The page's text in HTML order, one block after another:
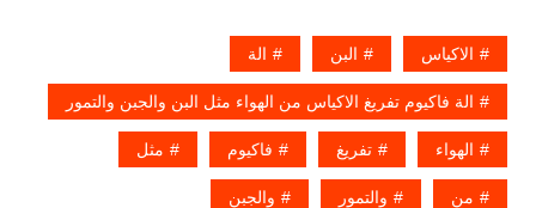
الاكياس البن الة
الة فاكيوم تفريغ الاكياس من الهواء مثل البن والجبن والتمور
الهواء تفريغ فاكيوم مثل
من والتمور والجبن